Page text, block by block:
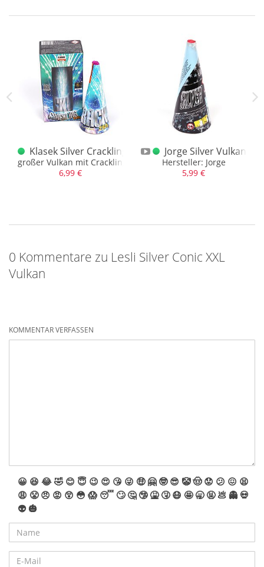
XXL Vulkan JF16
und Goldglitzerregen
Klasek Silver Crackling Vulkan 250g.
großer Vulkan mit Crackling
6,99 €
Jorge Silver Vulkan
Hersteller: Jorge
5,99 €
0 Kommentare zu Lesli Silver Conic XXL
Vulkan
KOMMENTAR VERFASSEN
😀 😆 😂🤣 😊 😇 😉 😍 😘 😜 🤑 🤗 🤓 😎 🤡🤠 😟 😕 😖 😫
😩 😤 😠 😡 😲 😳 😱 😴 🙄 🤔 🤥 🤮 🤧 😷 🤩 🥱 🤬 💩 👻 💀
👽 🎃